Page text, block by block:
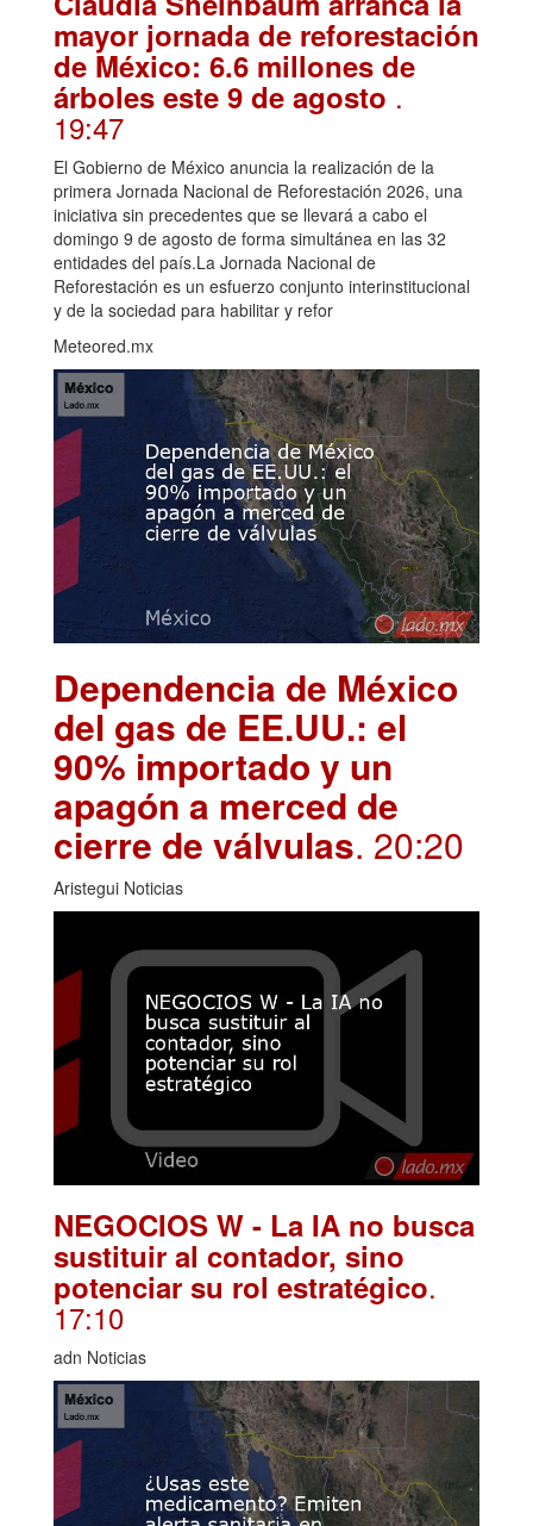
mayor jornada de reforestación
de México: 6.6 millones de
árboles este 9 de agosto .
19:47
El Gobierno de México anuncia la realización de la
primera Jornada Nacional de Reforestación 2026, una
iniciativa sin precedentes que se llevará a cabo el
domingo 9 de agosto de forma simultánea en las 32
entidades del país.La Jornada Nacional de
Reforestación es un esfuerzo conjunto interinstitucional
y de la sociedad para habilitar y refor
Meteored.mx
Dependencia de México
del gas de EE.UU.: el
90% importado y un
apagón a merced de
cierre de válvulas. 20:20
Aristegui Noticias
NEGOCIOS W - La IA no busca
sustituir al contador, sino
potenciar su rol estratégico.
17:10
adn Noticias